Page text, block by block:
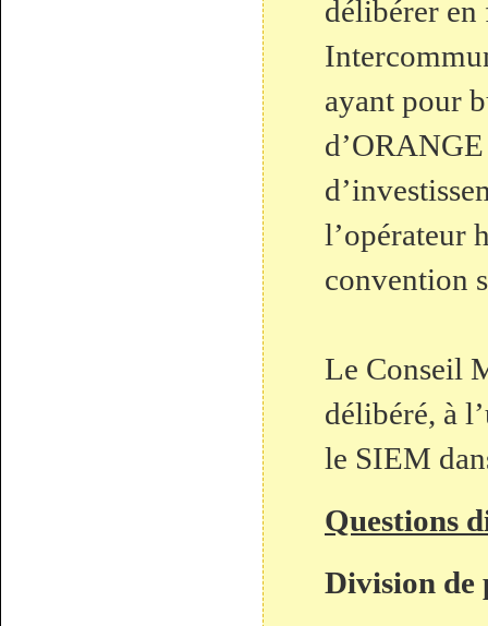
délibérer en
ayant pour
l’opérateur
convention
Le Conseil
délibéré, à
le SIEM
Questions
Division de